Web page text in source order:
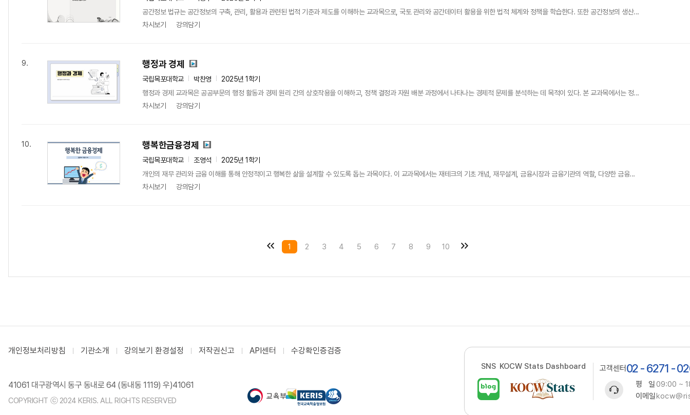
공간정보 법규는 공간정보의 구축, 관리, 활용과 관련된 법적 기준과 제도를 이해하는 교과목으로, 국토 관리와 공간데이터 활용을 위한 법적 체계와 정책을 학습한다. 또한 공간정보의 생산...
차시보기
강의담기
9. 행정과 경제
국립목포대학교 박찬영
2025년 1학기
행정과 경제 교과목은 공공부문의 행정 활동과 경제 원리 간의 상호작용을 이해하고, 정책 결정과 자원 배분 과정에서 나타나는 경제적 문제를 분석하는 데 목적이 있다. 본 교과목에서는 정...
차시보기
강의담기
10. 행복한금융경제
국립목포대학교 조영석
2025년 1학기
개인의 재무 관리와 금융 이해를 통해 안정적이고 행복한 삶을 설계할 수 있도록 돕는 과목이다. 이 교과목에서는 재테크의 기초 개념, 재무설계, 금융시장과 금융기관의 역할, 다양한 금융...
차시보기
강의담기
1 2 3 4 5 6 7 8 9 10
개인정보처리방침 기관소개 강의보기 환경설정 저작권신고 API센터 수강확인증검증
41061 대구광역시 동구 동내로 64 (동내동 1119) 우)41061
COPYRIGHT ⓒ 2024 KERIS. ALL RIGHTS RESERVED
SNS KOCW Stats Dashboard 고객센터 02 - 6271 -
평 일09:00 ~
이메일